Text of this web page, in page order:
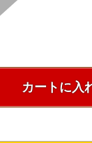
カートに入